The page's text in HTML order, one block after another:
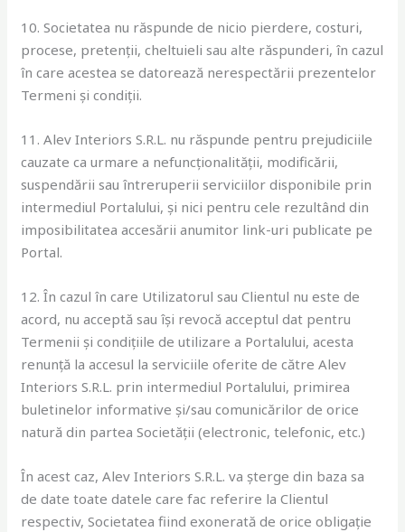
10. Societatea nu răspunde de nicio pierdere, costuri,
procese, pretenții, cheltuieli sau alte răspunderi, în cazul
în care acestea se datorează nerespectării prezentelor
Termeni și condiții.
11. Alev Interiors S.R.L. nu răspunde pentru prejudiciile
cauzate ca urmare a nefuncționalității, modificării,
suspendării sau întreruperii serviciilor disponibile prin
intermediul Portalului, și nici pentru cele rezultând din
imposibilitatea accesării anumitor link-uri publicate pe
Portal.
12. În cazul în care Utilizatorul sau Clientul nu este de
acord, nu acceptă sau își revocă acceptul dat pentru
Termenii și condițiile de utilizare a Portalului, acesta
renunță la accesul la serviciile oferite de către Alev
Interiors S.R.L. prin intermediul Portalului, primirea
buletinelor informative și/sau comunicărilor de orice
natură din partea Societății (electronic, telefonic, etc.)
În acest caz, Alev Interiors S.R.L. va șterge din baza sa
de date toate datele care fac referire la Clientul
respectiv, Societatea fiind exonerată de orice obligație